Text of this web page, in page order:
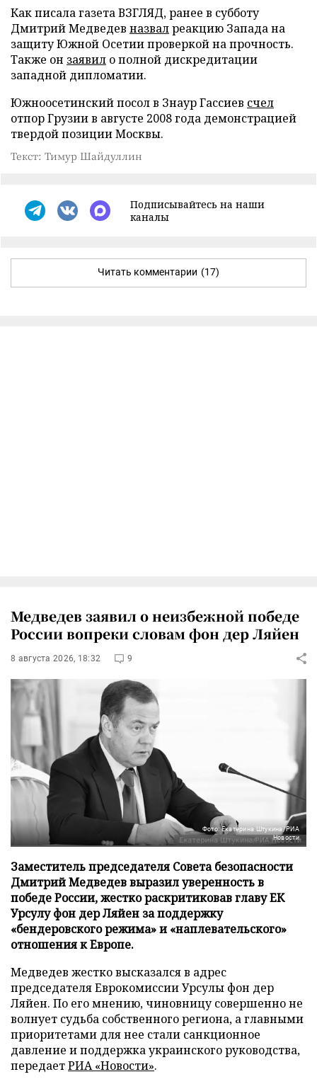
Как писала газета ВЗГЛЯД, ранее в субботу
Дмитрий Медведев назвалреакцию Запада на
защиту Южной Осетии проверкой на прочность.
Также он заявил о полной дискредитации
западной дипломатии.
Южноосетинский посол в Знаур Гассиев счел
отпор Грузии в августе 2008 года демонстрацией
твердой позиции Москвы.
Текст: Тимур Шайдуллин
Подписывайтесь на наши
каналы
Читать комментарии (17)
Медведев заявил о неизбежной победе
России вопреки словам фон дер Ляйен
8 августа 2026, 18:32 9
Фото: Екатерина Штукина/РИА
Новости
Заместитель председателя Совета безопасности
Дмитрий Медведев выразил уверенность в
победе России, жестко раскритиковав главу ЕК
Урсулу фон дер Ляйен за поддержку
«бендеровского режима» и «наплевательского»
отношения к Европе.
Медведев жестко высказался в адрес
председателя Еврокомиссии Урсулы фон дер
Ляйен. По его мнению, чиновницу совершенно не
волнует судьба собственного региона, а главными
приоритетами для нее стали санкционное
давление и поддержка украинского руководства,
передаетРИА «Новости».